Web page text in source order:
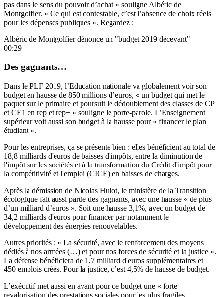
pas dans le sens du pouvoir d’achat » souligne Albéric de
Montgolfier. « Ce qui est contestable, c’est l’absence de choix réels
pour les dépenses publiques ». Regardez :
Albéric de Montgolfier dénonce un "budget 2019 décevant"
00:29
Des gagnants…
Dans le PLF 2019, l’Education nationale va globalement voir son
budget en hausse de 850 millions d’euros, « un budget qui met le
paquet sur le primaire et poursuit le dédoublement des classes de CP
et CE1 en rep et rep+ » souligne le porte-parole. L’Enseignement
supérieur voit aussi son budget à la hausse pour « financer le plan
étudiant ».
Pour les entreprises, ça se présente bien : elles bénéficient au total de
18,8 milliards d'euros de baisses d'impôts, entre la diminution de
l'impôt sur les sociétés et à la transformation du Crédit d'impôt pour
la compétitivité et l'emploi (CICE) en baisses de charges.
Après la démission de Nicolas Hulot, le ministère de la Transition
écologique fait aussi partie des gagnants, avec une hausse « de plus
d’un milliard d’euros ». Soit une hausse 3,1%, avec un budget de
34,2 milliards d'euros pour financer par notamment le
développement des énergies renouvelables.
Autres priorités : « La sécurité, avec le renforcement des moyens
dédiés à nos armées (…) et pour nos forces de sécurité et la justice ».
La défense bénéficiera de 1,7 milliard d'euros supplémentaires et
450 emplois créés. Pour la justice, c’est 4,5% de hausse de budget.
L’exécutif met aussi en avant pour ce budget une « forte
revalorisation des prestations sociales pour les plus fragiles,